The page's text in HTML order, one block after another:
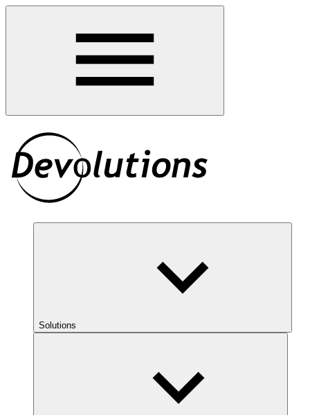
Solutions